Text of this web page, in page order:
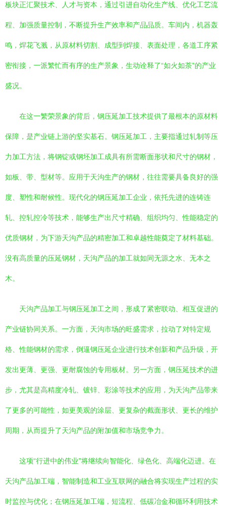
板块正汇聚技术、人才与资本，通过引进自动化生产线、优化工艺流
程、加强质量控制，不断提升生产效率和产品品质。车间内，机器轰
鸣，焊花飞溅，从原材料切割、成型到焊接、表面处理，各道工序紧
密衔接，一派繁忙而有序的生产景象，生动诠释了“如火如荼”的产业
盛况。
在这一繁荣景象的背后，钢压延加工技术提供了最根本的原材料
保障，是产业链上游的坚实基石。钢压延加工，主要指通过轧制等压
力加工方法，将钢锭或钢坯加工成具有所需断面形状和尺寸的钢材，
如板、带、型材等。应用于天沟生产的钢材，往往需要具备良好的强
度、塑性和耐候性。现代化的钢压延加工企业，依托先进的连铸连
轧、控轧控冷等技术，能够生产出尺寸精确、组织均匀、性能稳定的
优质钢材，为下游天沟产品的精密加工和卓越性能奠定了材料基础。
没有高质量的压延钢材，天沟产品的加工就如同无源之水、无本之
木。
天沟产品加工与钢压延加工之间，形成了紧密联动、相互促进的
产业链协同关系。一方面，天沟市场的旺盛需求，拉动了对特定规
格、性能钢材的需求，倒逼钢压延企业进行技术创新和产品升级，开
发出更薄、更强、更耐腐蚀的专用板材。另一方面，钢压延技术的进
步，尤其是高精度冷轧、镀锌、彩涂等技术的应用，为天沟产品带来
了更多的可能性，如更美观的涂层、更复杂的截面形状、更长的维护
周期，从而提升了天沟产品的附加值和市场竞争力。
这项“行进中的伟业”将继续向智能化、绿色化、高端化迈进。在
天沟产品加工端，智能制造和工业互联网的融合将实现生产过程的实
时监控与优化；在钢压延加工端，短流程、低碳冶金和循环利用技术